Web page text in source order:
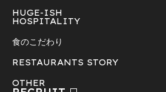
HUGE-ISH
HOSPITALITY
食のこだわり
RESTAURANTS STORY
OTHER